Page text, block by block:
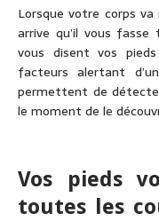
Lorsque votre corps
arrive qu’il vous
vous disent vos
facteurs alertant
permettent de
le moment de le
Vos pieds
toutes les